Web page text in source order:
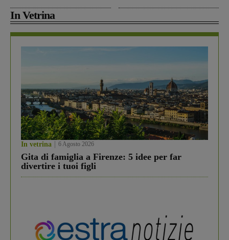
In Vetrina
In vetrina 6 Agosto 2026
Gita di famiglia a Firenze: 5 idee per far
divertire i tuoi figli